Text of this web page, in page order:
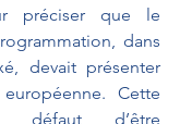
préciser que le
dans
devait présenter
Cette
défaut d’être